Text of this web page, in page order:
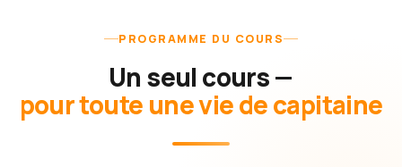
PROGRAMME DU COURS
Un seul cours —
pour toute une vie de capitaine